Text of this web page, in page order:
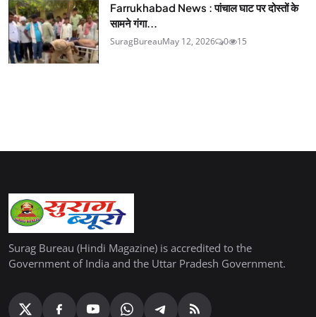
Farrukhabad News : पांचाल घाट पर दोस्तों के
सामने गंगा...
SuragBureauMay 12, 2026 0 15
Surag Bureau (Hindi Magazine) is accredited to the
Government of India and the Uttar Pradesh Government.